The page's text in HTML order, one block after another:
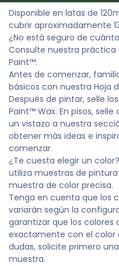
Disponible en latas de
cubrir aproximadamente
¿No está seguro de
Consulte nuestra
Paint™.
Antes de comenzar,
básicos con nuestra Hoja
Después de pintar, selle
Paint™ Wax. En pisos,
un vistazo a nuestra
obtener más ideas e
comenzar.
¿Te cuesta elegir un
utiliza muestras de
muestra de color precisa.
Tenga en cuenta que los
variarán según la
garantizar que los colores
exactamente con el color
dudas, solicite primero
muestra.